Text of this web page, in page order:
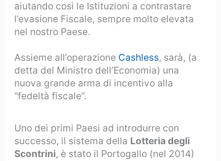
aiutando così le Istituzioni a contrastare
l’evasione Fiscale, sempre molto elevata
nel nostro Paese.
Assieme all’operazione Cashless, sarà, (a
detta del Ministro dell’Economia) una
nuova grande arma di incentivo alla
“fedeltà fiscale”.
Uno dei primi Paesi ad introdurre con
successo, il sistema della Lotteria degli
Scontrini, è stato il Portogallo (nel 2014)